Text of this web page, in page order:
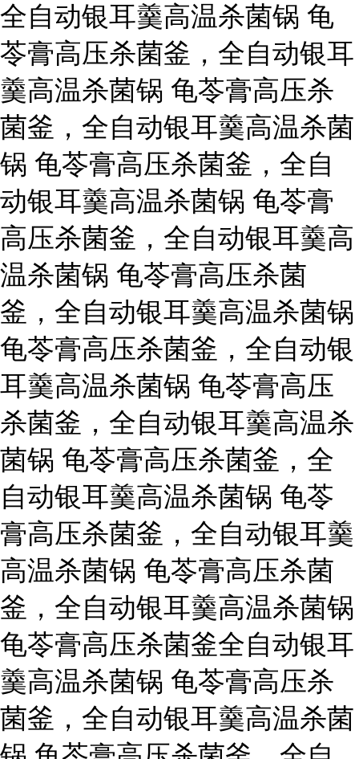
全自动银耳羹高温杀菌锅 龟
苓膏高压杀菌釜，全自动银耳
羹高温杀菌锅 龟苓膏高压杀
菌釜，全自动银耳羹高温杀菌
锅 龟苓膏高压杀菌釜，全自
动银耳羹高温杀菌锅 龟苓膏
高压杀菌釜，全自动银耳羹高
温杀菌锅 龟苓膏高压杀菌
釜，全自动银耳羹高温杀菌锅
龟苓膏高压杀菌釜，全自动银
耳羹高温杀菌锅 龟苓膏高压
杀菌釜，全自动银耳羹高温杀
菌锅 龟苓膏高压杀菌釜，全
自动银耳羹高温杀菌锅 龟苓
膏高压杀菌釜，全自动银耳羹
高温杀菌锅 龟苓膏高压杀菌
釜，全自动银耳羹高温杀菌锅
龟苓膏高压杀菌釜全自动银耳
羹高温杀菌锅 龟苓膏高压杀
菌釜，全自动银耳羹高温杀菌